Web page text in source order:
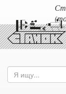
Доставка любых